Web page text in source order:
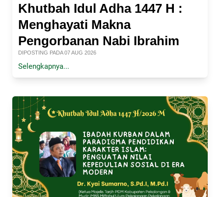
Khutbah Idul Adha 1447 H :
Menghayati Makna
Pengorbanan Nabi Ibrahim
DIPOSTING PADA 07 AUG 2026
Selengkapnya...